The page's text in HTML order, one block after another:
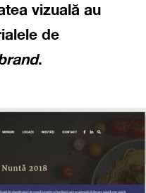
vizuală au
de
.